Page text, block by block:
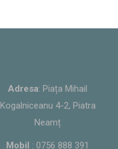
Adresa: Piața Mihail
Kogalniceanu 4-2, Piatra
Neamț
Mobil : 0756 888 391